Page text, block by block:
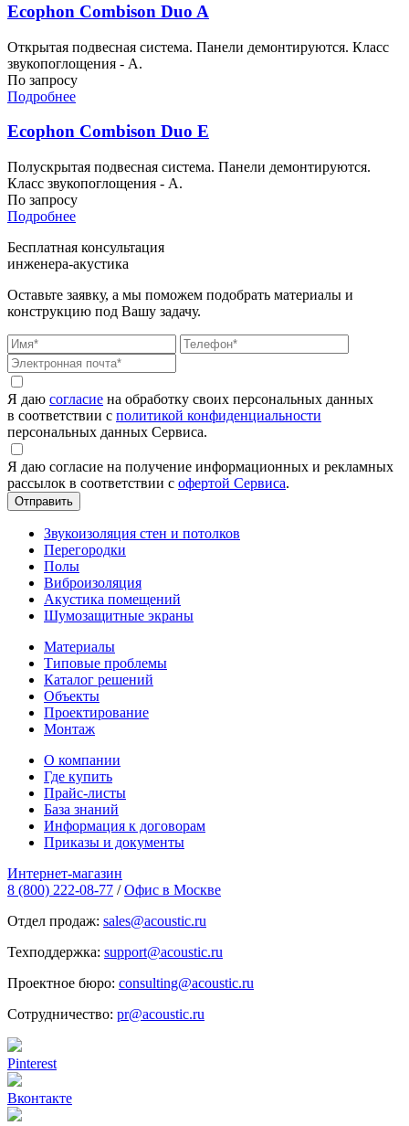
Ecophon Combison Duo A
Открытая подвесная система. Панели демонтируются. Класс
звукопоглощения - А.
По запросу
Подробнее
Ecophon Combison Duo E
Полускрытая подвесная система. Панели демонтируются.
Класс звукопоглощения - A.
По запросу
Подробнее
Бесплатная консультация
инженера-акустика
Оставьте заявку, а мы поможем подобрать материалы и
конструкцию под Вашу задачу.
Я даю согласие на обработку своих персональных данных
в соответствии с политикой конфиденциальности
персональных данных Сервиса.
Я даю согласие на получение информационных и рекламных
рассылок в соответствии с офертой Сервиса.
Звукоизоляция стен и потолков
Перегородки
Полы
Виброизоляция
Акустика помещений
Шумозащитные экраны
Материалы
Типовые проблемы
Каталог решений
Объекты
Проектирование
Монтаж
О компании
Где купить
Прайс-листы
База знаний
Информация к договорам
Приказы и документы
Интернет-магазин
8 (800) 222-08-77 / Офис в Москве
Отдел продаж: sales@acoustic.ru
Техподдержка: support@acoustic.ru
Проектное бюро: consulting@acoustic.ru
Сотрудничество: pr@acoustic.ru
Pinterest
Вконтакте